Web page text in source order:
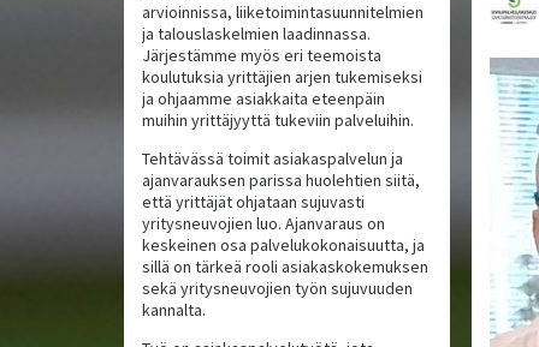
arvioinnissa, liiketoimintasuunnitelmien
ja talouslaskelmien laadinnassa.
Järjestämme myös eri teemoista
koulutuksia yrittäjien arjen tukemiseksi
ja ohjaamme asiakkaita eteenpäin
muihin yrittäjyyttä tukeviin palveluihin.
Tehtävässä toimit asiakaspalvelun ja
ajanvarauksen parissa huolehtien siitä,
että yrittäjät ohjataan sujuvasti
yritysneuvojien luo. Ajanvaraus on
keskeinen osa palvelukokonaisuutta, ja
sillä on tärkeä rooli asiakaskokemuksen
sekä yritysneuvojien työn sujuvuuden
kannalta.